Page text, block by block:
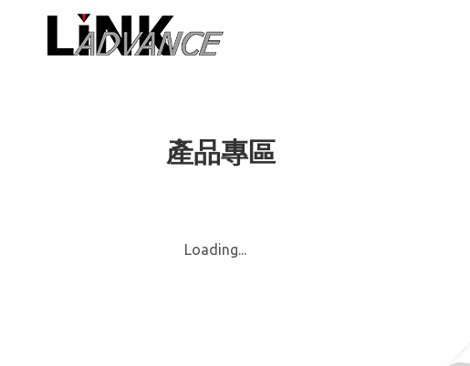
LiNK ADVANCE
產品專區
Loading...